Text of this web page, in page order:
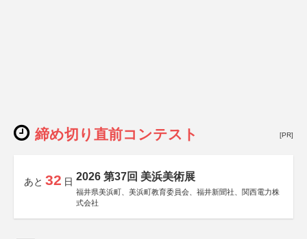
締め切り直前コンテスト [PR]
あと 32 日 2026 第37回 美浜美術展
福井県美浜町、美浜町教育委員会、福井新聞社、関西電力株
式会社